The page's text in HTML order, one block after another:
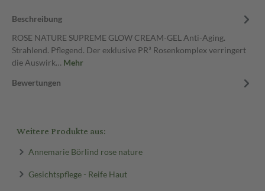
Beschreibung
ROSE NATURE SUPREME GLOW CREAM-GEL Anti-Aging.
Strahlend. Pflegend. Der exklusive PR³ Rosenkomplex verringert
die Auswirk… Mehr
Bewertungen
Weitere Produkte aus:
Annemarie Börlind rose nature
Gesichtspflege - Reife Haut